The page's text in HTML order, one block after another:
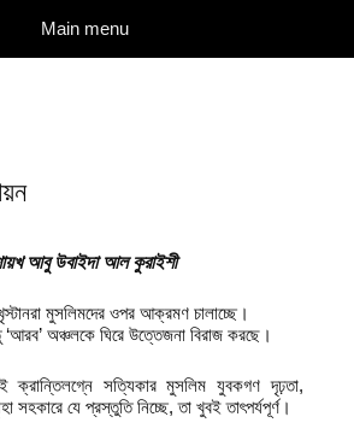
Main menu
আবু উবাইদা আল কুরাইশী
মুসলিমদের ওপর আক্রমণ চালাচ্ছে।
অঞ্চলকে ঘিরে উত্তেজনা বিরাজ করছে।
ক্রান্তিলগ্নে সত্যিকার মুসলিম যুবকগণ দৃঢ়তা,
সহকারে যে প্রস্তুতি নিচ্ছে, তা খুবই তাৎপর্যপূর্ণ।